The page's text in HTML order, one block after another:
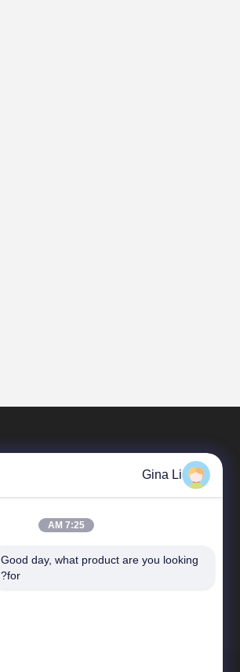
المنتجات
Gina Li
7:25 AM
Good day, what product are you looking
for?